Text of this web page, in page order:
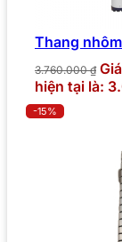
Thang
3.760.000₫
hiện tại là:
-15%